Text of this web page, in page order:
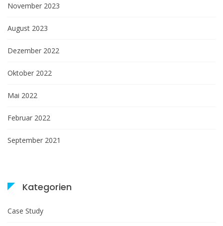
November 2023
August 2023
Dezember 2022
Oktober 2022
Mai 2022
Februar 2022
September 2021
Kategorien
Case Study